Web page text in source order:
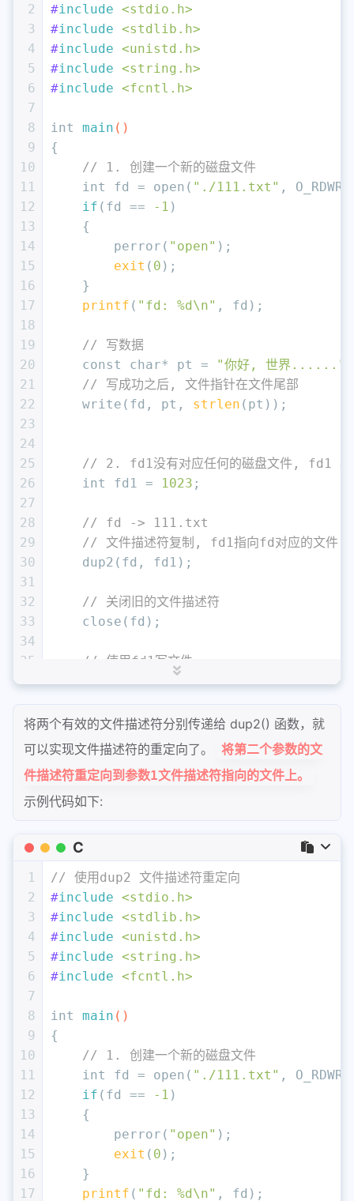
2
3
4
5
6
7
8
9
10
11
12
13
14
15
16
17
18
19
20
21
22
23
24
25
26
27
28
29
30
31
32
33
34
35
36
38
39
40
41
#include <stdio.h>
#include <stdlib.h>
#include <unistd.h>
#include <string.h>
#include <fcntl.h>
int main ()
{
// 1. 创建一个新的磁盘文件
int
fd = open( "./111.txt" ,
if (fd == -1 )
    {
        perror(
"open" );
exit ( 0 );
    }
printf ( "fd: %d\n" , fd);
// 写数据
const
char* pt = "你好, 世界......"
// 写成功之后, 文件指针在文件尾部
    write(fd, pt,
strlen (pt));
// 2. fd1没有对应任何的磁盘文件, fd1 必
int
fd1 = 1023 ;
// fd -> 111.txt
// 文件描述符复制, fd1指向fd对应的文
    dup2(fd, fd1);
// 关闭旧的文件描述符
    close(fd);
// 使用fd1写文件
const char* ppt =
    close(fd1);
return 0 ;
}
将两个有效的文件描述符分别传递给 dup2() 函数，就
可以实现文件描述符的重定向了。
将第二个参数的文
件描述符重定向到参数1文件描述符指向的文件上。
示例代码如下:
C
1
2
3
4
5
6
7
8
9
10
11
12
13
14
15
16
17
// 使用dup2 文件描述符重定向
#include <stdio.h>
#include <stdlib.h>
#include <unistd.h>
#include <string.h>
#include <fcntl.h>
int main ()
{
// 1. 创建一个新的磁盘文件
int
fd = open( "./111.txt" ,
if (fd == -1 )
    {
        perror(
"open" );
exit ( 0 );
    }
printf ( "fd: %d\n" , fd);